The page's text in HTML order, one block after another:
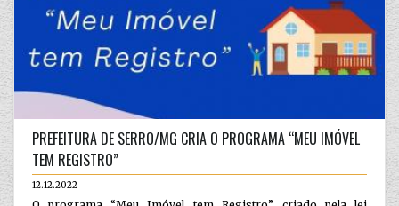
PREFEITURA DE SERRO/MG CRIA O PROGRAMA “MEU IMÓVEL
TEM REGISTRO”
12.12.2022